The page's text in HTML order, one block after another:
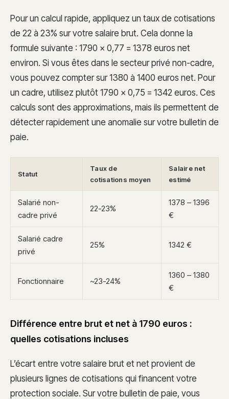
Pour un calcul rapide, appliquez un taux de cotisations
de 22 à 23% sur votre salaire brut. Cela donne la
formule suivante : 1790 × 0,77 = 1378 euros net
environ. Si vous êtes dans le secteur privé non-cadre,
vous pouvez compter sur 1380 à 1400 euros net. Pour
un cadre, utilisez plutôt 1790 × 0,75 = 1342 euros. Ces
calculs sont des approximations, mais ils permettent de
détecter rapidement une anomalie sur votre bulletin de
paie.
Statut
Taux de
cotisations moyen
Salaire net
estimé
Salarié non-
cadre privé
22-23%
1378 – 1396
€
Salarié cadre
privé
25% 1342 €
Fonctionnaire ~23-24%
1360 – 1380
€
Différence entre brut et net à 1790 euros :
quelles cotisations incluses
L’écart entre votre salaire brut et net provient de
plusieurs lignes de cotisations qui financent votre
protection sociale. Sur votre bulletin de paie, vous